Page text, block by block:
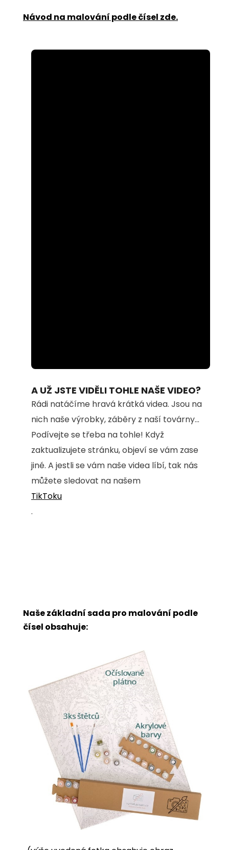
Návod na malování podle čísel zde.
94.91%
A UŽ JSTE VIDĚLI TOHLE NAŠE VIDEO?
Rádi natáčíme hravá krátká videa. Jsou na
nich naše výrobky, záběry z naší továrny...
Podívejte se třeba na tohle! Když
zaktualizujete stránku, objeví se vám zase
jiné. A jestli se vám naše videa líbí, tak nás
můžete sledovat na našem
TikToku
.
Naše základní sada pro malování podle
čísel obsahuje: